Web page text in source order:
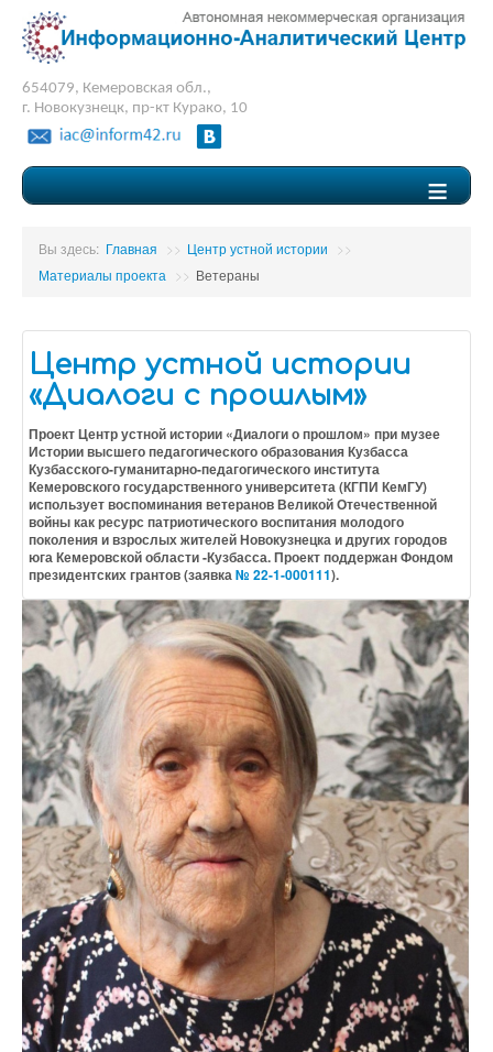
654079, Кемеровская обл.,
г. Новокузнецк, пр-кт Курако, 10
≡
Вы здесь: Главная >> Центр устной истории
>>
Материалы проекта >> Ветераны
Центр устной истории
«Диалоги с прошлым»
Проект Центр устной истории «Диалоги о прошлом» при музее
Истории высшего педагогического образования Кузбасса
Кузбасского-гуманитарно-педагогического института
Кемеровского государственного университета (КГПИ КемГУ)
использует воспоминания ветеранов Великой Отечественной
войны как ресурс патриотического воспитания молодого
поколения и взрослых жителей Новокузнецка и других городов
юга Кемеровской области -Кузбасса. Проект поддержан Фондом
президентских грантов (заявка№ 22-1-000111).